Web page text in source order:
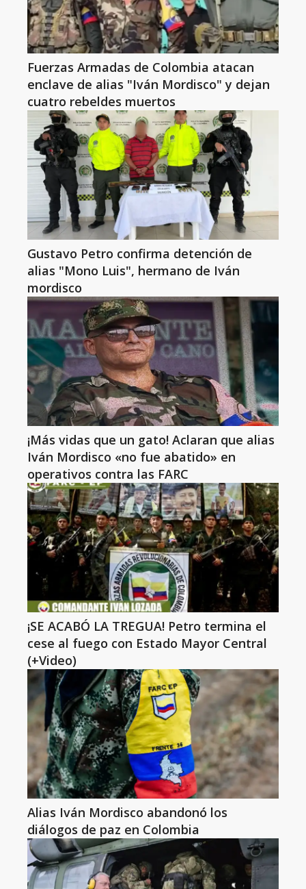
Fuerzas Armadas de Colombia atacan
enclave de alias "Iván Mordisco" y dejan
cuatro rebeldes muertos
Gustavo Petro confirma detención de
alias "Mono Luis", hermano de Iván
mordisco
¡Más vidas que un gato! Aclaran que alias
Iván Mordisco «no fue abatido» en
operativos contra las FARC
¡SE ACABÓ LA TREGUA! Petro termina el
cese al fuego con Estado Mayor Central
(+Video)
Alias Iván Mordisco abandonó los
diálogos de paz en Colombia